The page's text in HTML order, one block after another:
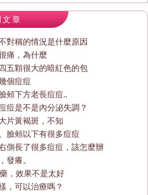
文章
對稱的情況是什麼原因
痛，為什麼
五顆很大的暗紅色的包
個痘痘
頰下方老長痘痘..
痘是不是內分泌失調？
片黃褐斑，不知
臉頰以下有很多痘痘
側長了很多痘痘，該怎麼辦
發癢。
，效果不是太好
，可以治療嗎？